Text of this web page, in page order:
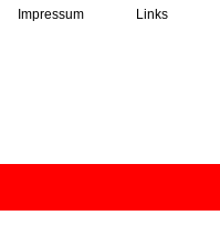
Impressum Links